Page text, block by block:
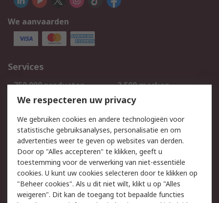
We aanvaarden
Services
750.000 producten
2.500 merken
Bestellen
Inkoopoplossingen
Track & Trace
Wettelijk
Cookiebeleid
Email veiligheid
Privacybeleid
Websitevoorwaarden
Algemene
We respecteren uw privacy
We gebruiken cookies en andere technologieën voor
statistische gebruiksanalyses, personalisatie en om
advertenties weer te geven op websites van derden.
Door op "Alles accepteren" te klikken, geeft u
toestemming voor de verwerking van niet-essentiële
cookies. U kunt uw cookies selecteren door te klikken op
"Beheer cookies". Als u dit niet wilt, klikt u op "Alles
weigeren". Dit kan de toegang tot bepaalde functies